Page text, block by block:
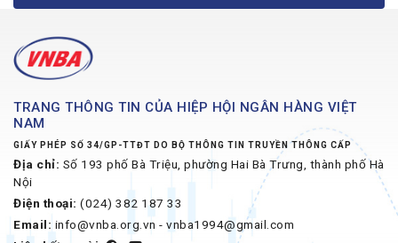
TRANG THÔNG TIN CỦA HIỆP HỘI NGÂN HÀNG VIỆT
NAM
GIẤY PHÉP SỐ 34/GP-TTĐT DO BỘ THÔNG TIN TRUYỀN THÔNG CẤP
Địa chỉ: Số 193 phố Bà Triệu, phường Hai Bà Trưng, thành phố Hà
Nội
Điện thoại: (024) 382 187 33
Email: info@vnba.org.vn - vnba1994@gmail.com